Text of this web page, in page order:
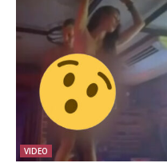
VIDEO